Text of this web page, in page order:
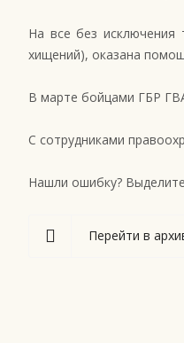
На все без исключения
хищений), оказана
В марте бойцами ГБР
С сотрудниками
Нашли ошибку?
Перейти в